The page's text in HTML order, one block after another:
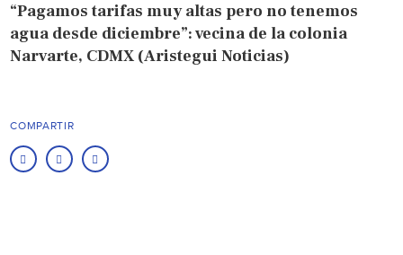
“Pagamos tarifas muy altas pero no tenemos
agua desde diciembre”: vecina de la colonia
Narvarte, CDMX (Aristegui Noticias)
COMPARTIR